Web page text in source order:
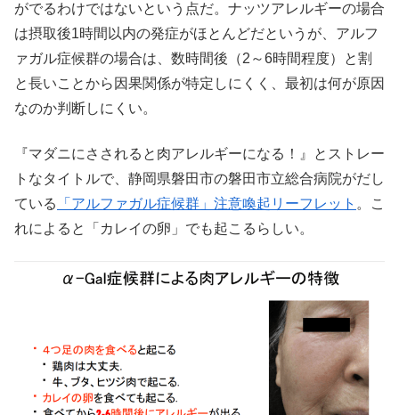
がでるわけではないという点だ。ナッツアレルギーの場合
は摂取後1時間以内の発症がほとんどだというが、アルフ
ァガル症候群の場合は、数時間後（2～6時間程度）と割
と長いことから因果関係が特定しにくく、最初は何が原因
なのか判断しにくい。
『マダニにさされると肉アレルギーになる！』とストレー
トなタイトルで、静岡県磐田市の磐田市立総合病院がだし
ている
「アルファガル症候群」注意喚起リーフレット 。こ
れによると「カレイの卵」でも起こるらしい。